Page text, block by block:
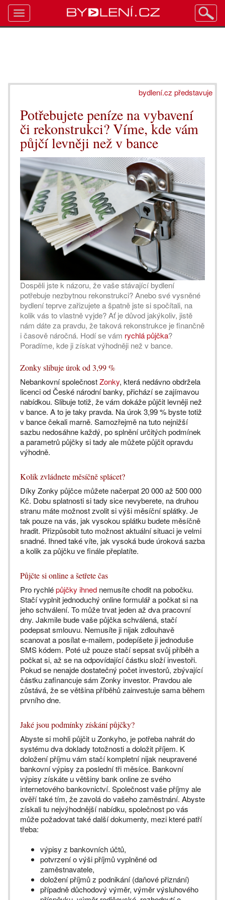
bydlení.cz představuje
Potřebujete peníze na vybavení
či rekonstrukci? Víme, kde vám
půjčí levněji než v bance
Dospěli jste k názoru, že vaše stávající bydlení
potřebuje nezbytnou rekonstrukci? Anebo své vysněné
bydlení teprve zařizujete a špatně jste si spočítali, na
kolik vás to vlastně vyjde? Ať je důvod jakýkoliv, jistě
nám dáte za pravdu, že taková rekonstrukce je finančně
i časově náročná. Hodí se vám rychlá půjčka?
Poradíme, kde ji získat výhodněji než v bance.
Zonky slibuje úrok od 3,99 %
Nebankovní společnostZonky, která nedávno obdržela
licenci od České národní banky, přichází se zajímavou
nabídkou. Slibuje totiž, že vám dokáže půjčit levněji než
v bance. A to je taky pravda. Na úrok 3,99 % byste totiž
v bance čekali marně. Samozřejmě na tuto nejnižší
sazbu nedosáhne každý, po splnění určitých podmínek
a parametrů půjčky si tady ale můžete půjčit opravdu
výhodně.
Kolik zvládnete měsíčně splácet?
Díky Zonky půjčce můžete načerpat 20 000 až 500 000
Kč. Dobu splatnosti si tady sice nevyberete, na druhou
stranu máte možnost zvolit si výši měsíční splátky. Je
tak pouze na vás, jak vysokou splátku budete měsíčně
hradit. Přizpůsobit tuto možnost aktuální situaci je velmi
snadné. Ihned také víte, jak vysoká bude úroková sazba
a kolik za půjčku ve finále přeplatíte.
Půjčte si online a šetřete čas
Pro rychlépůjčky ihned nemusíte chodit na pobočku.
Stačí vyplnit jednoduchý online formulář a počkat si na
jeho schválení. To může trvat jeden až dva pracovní
dny. Jakmile bude vaše půjčka schválená, stačí
podepsat smlouvu. Nemusíte ji nijak zdlouhavě
scanovat a posílat e-mailem, podepíšete ji jednoduše
SMS kódem. Poté už pouze stačí sepsat svůj příběh a
počkat si, až se na odpovídající částku složí investoři.
Pokud se nenajde dostatečný počet investorů, zbývající
částku zafinancuje sám Zonky investor. Pravdou ale
zůstává, že se většina příběhů zainvestuje sama během
prvního dne.
Jaké jsou podmínky získání půjčky?
Abyste si mohli půjčit u Zonkyho, je potřeba nahrát do
systému dva doklady totožnosti a doložit příjem. K
doložení příjmu vám stačí kompletní nijak neupravené
bankovní výpisy za poslední tři měsíce. Bankovní
výpisy získáte u většiny bank online ze svého
internetového bankovnictví. Společnost vaše příjmy ale
ověří také tím, že zavolá do vašeho zaměstnání. Abyste
získali tu nejvýhodnější nabídku, společnost po vás
může požadovat také další dokumenty, mezi které patří
třeba:
výpisy z bankovních účtů,
potvrzení o výši příjmů vyplněné od
zaměstnavatele,
doložení příjmů z podnikání (daňové přiznání)
případně důchodový výměr, výměr výsluhového
Toggle
navigation